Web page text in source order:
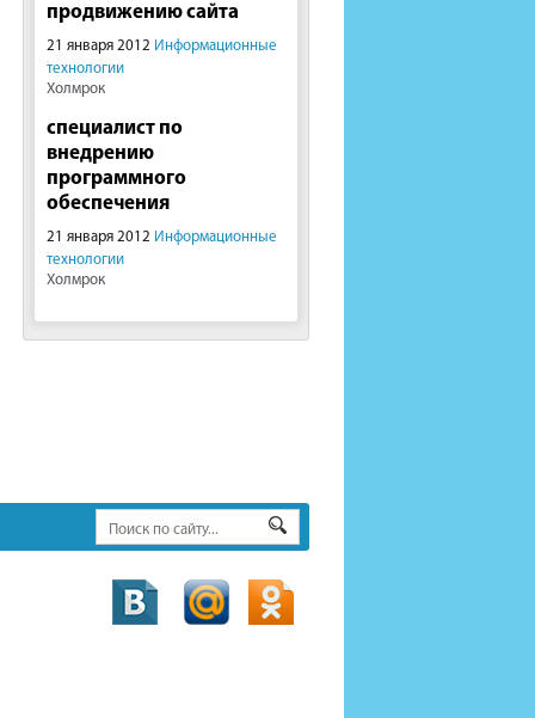
продвижению сайта
21 января 2012 Информационные
технологии
Холмрок
специалист по
внедрению
программного
обеспечения
21 января 2012 Информационные
технологии
Холмрок